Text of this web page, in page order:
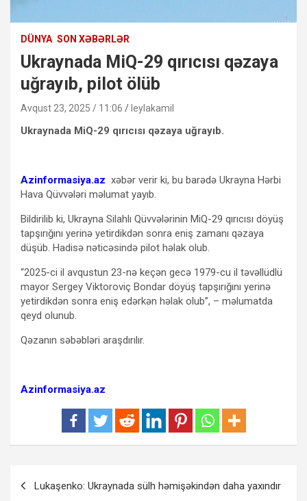
DÜNYA SON XƏBƏRLƏR
Ukraynada MiQ-29 qırıcısı qəzaya
uğrayıb, pilot ölüb
Avqust 23, 2025 / 11:06 leylakamil
Ukraynada MiQ-29 qırıcısı qəzaya uğrayıb.
Azinformasiya.az xəbər verir ki, bu barədə Ukrayna Hərbi
Hava Qüvvələri məlumat yayıb.
Bildirilib ki, Ukrayna Silahlı Qüvvələrinin MiQ-29 qırıcısı döyüş
tapşırığını yerinə yetirdikdən sonra eniş zamanı qəzaya
düşüb. Hadisə nəticəsində pilot həlak olub.
“2025-ci il avqustun 23-nə keçən gecə 1979-cu il təvəllüdlü
mayor Sergey Viktoroviç Bondar döyüş tapşırığını yerinə
yetirdikdən sonra eniş edərkən həlak olub”, – məlumatda
qeyd olunub.
Qəzanın səbəbləri araşdırılır.
Azinformasiya.az
Lukaşenko: Ukraynada sülh həmişəkindən daha yaxındır